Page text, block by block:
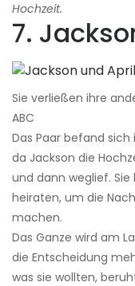
Hochzeit.
7.
Sie verließen ihre
ABC
Das Paar befand
da Jackson die
und dann weglief.
heiraten, um die
machen.
Das Ganze wird am
die Entscheidung
was sie wollten,